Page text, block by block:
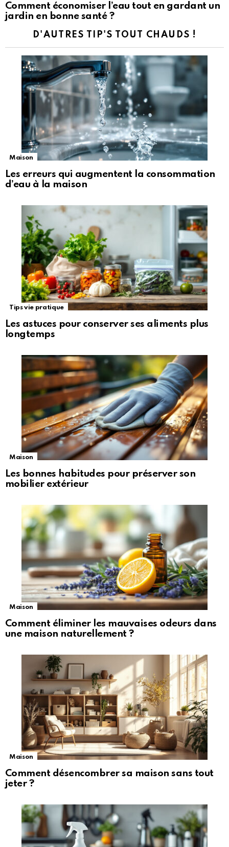
Comment économiser l’eau tout en gardant un
jardin en bonne santé ?
D'AUTRES TIP'S TOUT CHAUDS !
Maison
Les erreurs qui augmentent la consommation
d’eau à la maison
Tips vie pratique
Les astuces pour conserver ses aliments plus
longtemps
Maison
Les bonnes habitudes pour préserver son
mobilier extérieur
Maison
Comment éliminer les mauvaises odeurs dans
une maison naturellement ?
Maison
Comment désencombrer sa maison sans tout
jeter ?